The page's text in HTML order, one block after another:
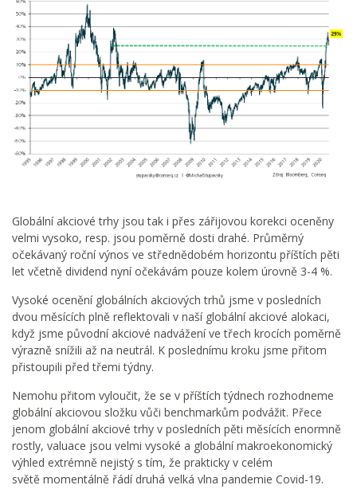
Globální akciové trhy jsou tak i přes zářijovou korekci oceněny
velmi vysoko, resp. jsou poměrně dosti drahé. Průměrný
očekávaný roční výnos ve střednědobém horizontu příštích pěti
let včetně dividend nyní očekávám pouze kolem úrovně 3-4 %.
Vysoké ocenění globálních akciových trhů jsme v posledních
dvou měsících plně reflektovali v naší globální akciové alokaci,
když jsme původní akciové nadvážení ve třech krocích poměrně
výrazně snížili až na neutrál. K poslednímu kroku jsme přitom
přistoupili před třemi týdny.
Nemohu přitom vyloučit, že se v příštích týdnech rozhodneme
globální akciovou složku vůči benchmarkům podvážit. Přece
jenom globální akciové trhy v posledních pěti měsících enormně
rostly, valuace jsou velmi vysoké a globální makroekonomický
výhled extrémně nejistý s tím, že prakticky v celém
světě momentálně řádí druhá velká vlna pandemie Covid-19.